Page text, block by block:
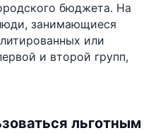
бюджета. На
занимающиеся
или
и второй групп,
льготным